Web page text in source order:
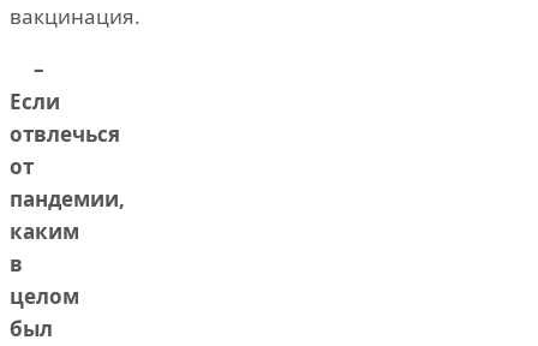
вакцинация.
–
Если
отвлечься
от
пандемии,
каким
в
целом
был